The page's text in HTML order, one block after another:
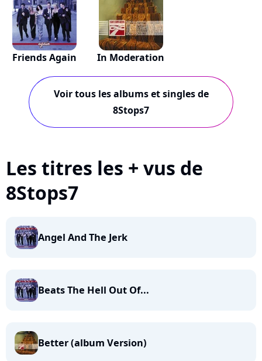
Friends Again In Moderation
Voir tous les albums et singles de
8Stops7
Les titres les + vus de
8Stops7
Angel And The Jerk
Beats The Hell Out Of...
Better (album Version)